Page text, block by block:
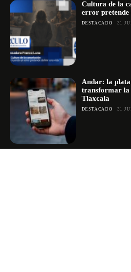
Cultura de la
error pretende
DESTACADO 31
Andar: la
transformar la
Tlaxcala
DESTACADO 31